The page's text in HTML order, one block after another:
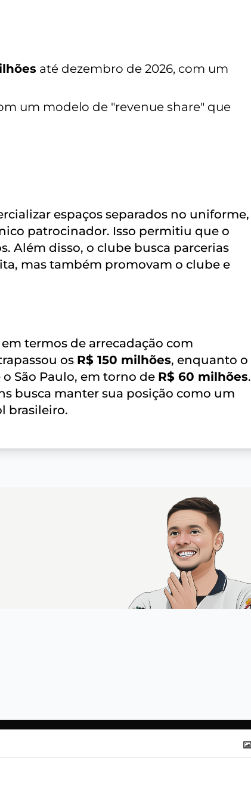
até dezembro de 2026, com um
um modelo de "revenue share" que
espaços separados no uniforme,
patrocinador. Isso permitiu que o
Além disso, o clube busca parcerias
mas também promovam o clube e
termos de arrecadação com
os R$ 150 milhões, enquanto o
o São Paulo, em torno de R$ 60 milhões.
busca manter sua posição como um
brasileiro.